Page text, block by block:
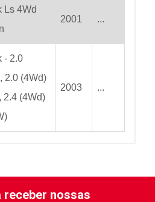
Ls 4Wd
2001 ...
- 2.0
2.0 (4Wd)
2.4 (4Wd)
2003 ...
receber nossas